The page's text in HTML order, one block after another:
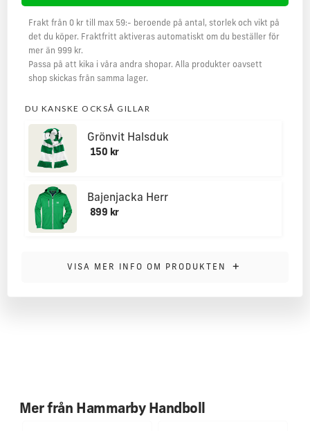
Frakt från 0 kr till max 59:- beroende på antal, storlek och vikt på
det du köper. Fraktfritt aktiveras automatiskt om du beställer för
mer än 999 kr.
Passa på att kika i våra andra shopar. Alla produkter oavsett
shop skickas från samma lager.
DU KANSKE OCKSÅ GILLAR
Grönvit Halsduk
150 kr
Bajenjacka Herr
899 kr
MER INFORMATION
VISA MER INFO OM PRODUKTEN +
Mer från Hammarby Handboll